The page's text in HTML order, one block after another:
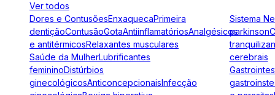
Ver todos
Dores e ContusõesEnxaquecaPrimeira
dentiçãoContusãoGotaAntiinflamatóriosAnalgésicos
e antitérmicosRelaxantes musculares
Saúde da MulherLubrificantes
femininoDistúrbios
ginecológicosAnticoncepcionaisInfecção
Sistema
parkinson
cerebrais